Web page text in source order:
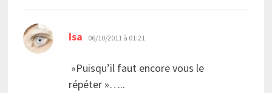
Isa dit :
06/10/2011 à 01:21
»Puisqu’il faut encore vous le
répéter »…..